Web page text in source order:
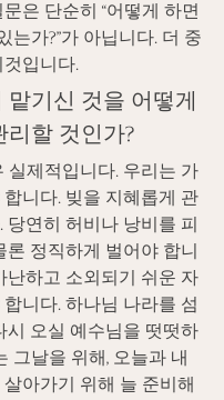
은 단순히 “어떻게 하면
는가?”가 아닙니다. 더 중
입니다.
기신 것을 어떻게
리할 것인가?
실제적입니다. 우리는 가
니다. 빚을 지혜롭게 관
당연히 허비나 낭비를 피
론 정직하게 벌어야 합니
난하고 소외되기 쉬운 자
니다. 하나님 나라를 섬
시 오실 예수님을 떳떳하
그날을 위해, 오늘과 내
아가기 위해 늘 준비해